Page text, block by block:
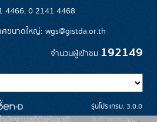
4466, 0 2141 4468
ขนาดใหญ่: wgs@gistda.or.th
จำนวนผู้เข้าชม 192149
รุ่นโปรแกรม: 3.0.0